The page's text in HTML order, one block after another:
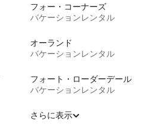
フォー・コーナーズ
バケーションレンタル
オーランド
バケーションレンタル
フォート・ローダーデール
バケーションレンタル
さらに表示